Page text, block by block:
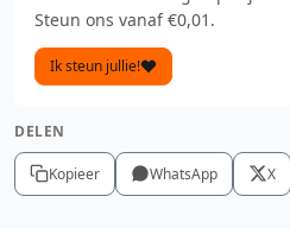
Steun ons vanaf €0,01.
Ik steun jullie!
DELEN
Kopieer WhatsApp X